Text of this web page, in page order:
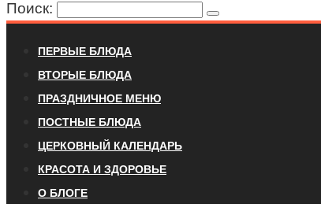
Поиск:
ПЕРВЫЕ БЛЮДА
ВТОРЫЕ БЛЮДА
ПРАЗДНИЧНОЕ МЕНЮ
ПОСТНЫЕ БЛЮДА
ЦЕРКОВНЫЙ КАЛЕНДАРЬ
КРАСОТА И ЗДОРОВЬЕ
О БЛОГЕ